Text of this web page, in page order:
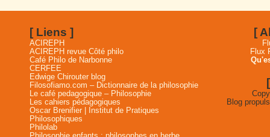
[ Liens ]
ACIREPH
ACIREPH revue Côté philo
Café Philo de Narbonne
CERFEE
Edwige Chirouter blog
Filosofiamo.com – Dictionnaire de la philosophie
Le café pedagogique – Philosophie
Les cahiers pédagogiques
Oscar Brenifier | Institut de Pratiques
Philosophiques
Philolab
[
Flux
Blog